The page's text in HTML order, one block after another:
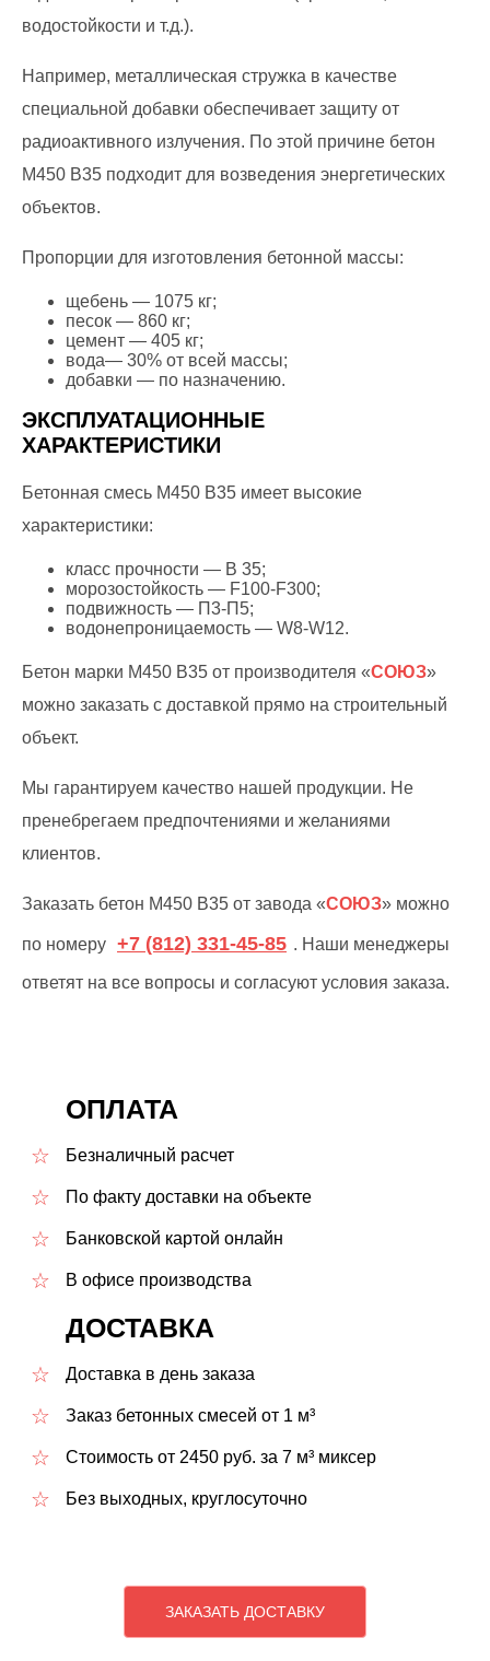
водостойкости и т.д.).
Например, металлическая стружка в качестве
специальной добавки обеспечивает защиту от
радиоактивного излучения. По этой причине бетон
М450 В35 подходит для возведения энергетических
объектов.
Пропорции для изготовления бетонной массы:
щебень — 1075 кг;
песок — 860 кг;
цемент — 405 кг;
вода— 30% от всей массы;
добавки — по назначению.
ЭКСПЛУАТАЦИОННЫЕ
ХАРАКТЕРИСТИКИ
Бетонная смесь М450 В35 имеет высокие
характеристики:
класс прочности — В 35;
морозостойкость — F100-F300;
подвижность — П3-П5;
водонепроницаемость — W8-W12.
Бетон марки М450 В35 от производителя «СОЮЗ»
можно заказать с доставкой прямо на строительный
объект.
Мы гарантируем качество нашей продукции. Не
пренебрегаем предпочтениями и желаниями
клиентов.
Заказать бетон М450 В35 от завода «СОЮЗ» можно
по номеру +7 (812) 331-45-85 . Наши менеджеры
ответят на все вопросы и согласуют условия заказа.
ОПЛАТА
Безналичный расчет
По факту доставки на объекте
Банковской картой онлайн
В офисе производства
ДОСТАВКА
Доставка в день заказа
Заказ бетонных смесей от 1 м³
Стоимость от 2450 руб. за 7 м³ миксер
Без выходных, круглосуточно
ЗАКАЗАТЬ ДОСТАВКУ